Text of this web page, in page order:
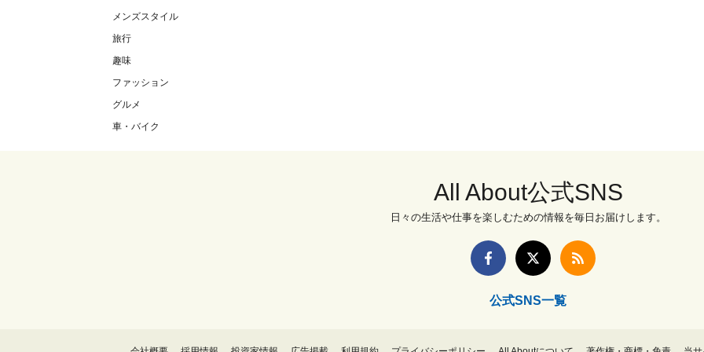
メンズスタイル
旅行
趣味
ファッション
グルメ
車・バイク
All About公式SNS
日々の生活や仕事を楽しむための情報を毎日お届けします。
公式SNS一覧